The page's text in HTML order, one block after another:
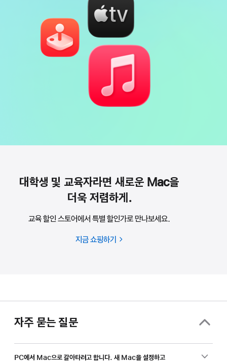
대학생 및 교육자라면 새로운 Mac을
더욱 저렴하게.
교육 할인 스토어에서 특별 할인가로 만나보세요.
지금 쇼핑하기 대학생
자주 묻는 질문
PC에서 Mac으로 갈아타려고 합니다. 새 Mac을 설정하고